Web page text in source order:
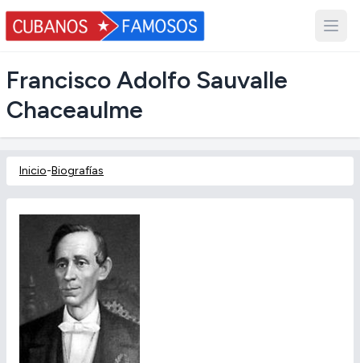
Francisco Adolfo Sauvalle
Chaceaulme
Inicio-Biografías